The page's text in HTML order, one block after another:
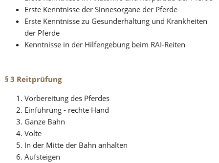
Erste Kenntnisse der Sinnesorgane der Pferde
Erste Kenntnisse zu Gesunderhaltung und Krankheiten
der Pferde
Kenntnisse in der Hilfengebung beim RAI-Reiten
§ 3 Reitprüfung
Vorbereitung des Pferdes
Einführung - rechte Hand
Ganze Bahn
Volte
In der Mitte der Bahn anhalten
Aufsteigen